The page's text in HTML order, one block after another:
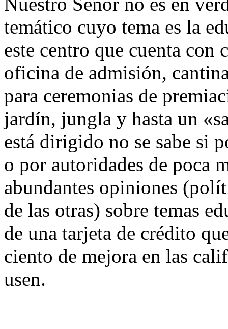
temático cuyo tema es la
este centro que cuenta con
oficina de admisión,
para ceremonias de
jardín, jungla y hasta un
está dirigido no se sabe si
o por autoridades de poca
abundantes opiniones
de las otras) sobre temas
de una tarjeta de crédito
ciento de mejora en las
usen.